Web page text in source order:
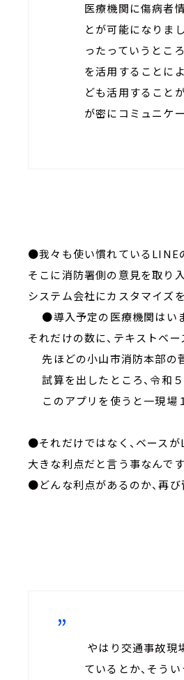
医療機関に傷病者
とが可能になりま
ったっていうとこ
を活用することに
ども活用すること
が密にコミュニケ
●我々も使い慣れているLINE
そこに消防署側の意見を取り
システム会社にカスタマイズ
●導入予定の医療機関はいま
それだけの数に、テキストベ
先ほどの小山市消防本部の
試算を出したところ、令和
このアプリを使うと一現場
●それだけではなく、ベース
大きな利点だと言う事なんです
●どんな利点があるのか、再び
やはり交通事故現
ているとか、そう